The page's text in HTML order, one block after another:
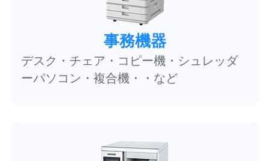
事務機器
デスク・チェア・コピー機・シュレッダ
ーパソコン・複合機・・など